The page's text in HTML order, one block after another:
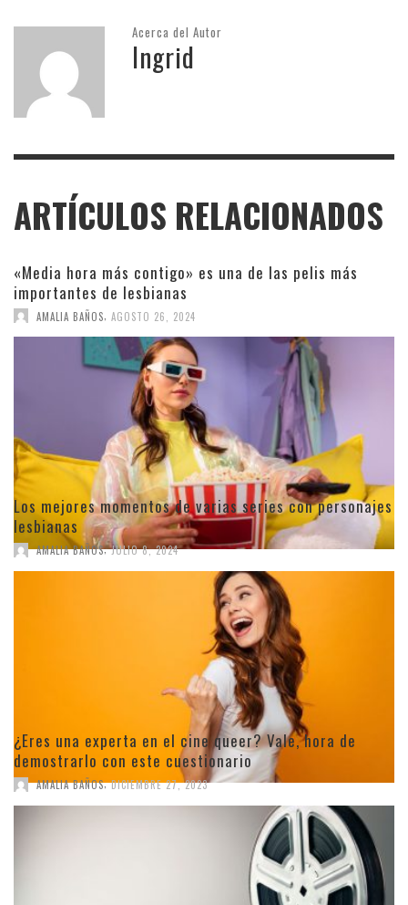
Acerca del Autor
Ingrid
ARTÍCULOS RELACIONADOS
«Media hora más contigo» es una de las pelis más
importantes de lesbianas
AMALIA BAÑOS AGOSTO 26, 2024
Los mejores momentos de varias series con personajes
lesbianas
AMALIA BAÑOS, JULIO 8, 2024
¿Eres una experta en el cine queer? Vale, hora de
demostrarlo con este cuestionario
AMALIA BAÑOS, DICIEMBRE 27, 2023